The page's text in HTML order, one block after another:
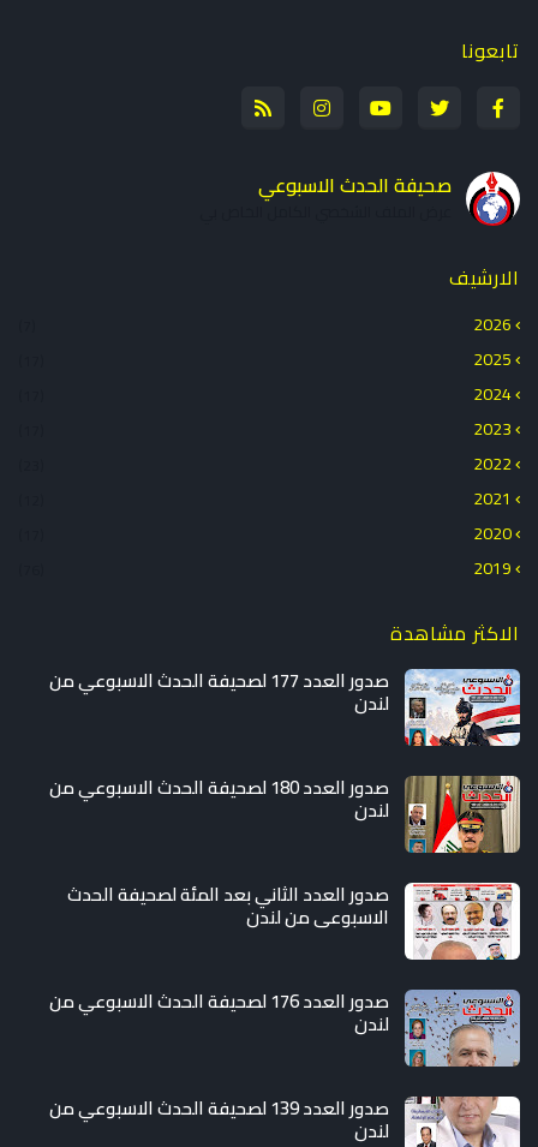
تابعونا
صحيفة الحدث الاسبوعي
عرض الملف الشخصي الكامل الخاص بي
الارشيف
2026
2025
2024
2023
2022
2021
2020
2019
الاكثر مشاهدة
صدور العدد 177 لصحيفة الحدث الاسبوعي من
لندن
صدور العدد 180 لصحيفة الحدث الاسبوعي من
لندن
صدور العدد الثاني بعد المئة لصحيفة الحدث
الاسبوعي من لندن
صدور العدد 176 لصحيفة الحدث الاسبوعي من
لندن
صدور العدد 139 لصحيفة الحدث الاسبوعي من
لندن